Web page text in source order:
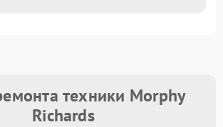
техники Morphy
Richards